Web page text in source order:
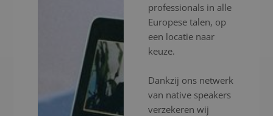
professionals in alle
Europese talen, op
een locatie naar
keuze.
Dankzij ons netwerk
van native speakers
verzekeren wij